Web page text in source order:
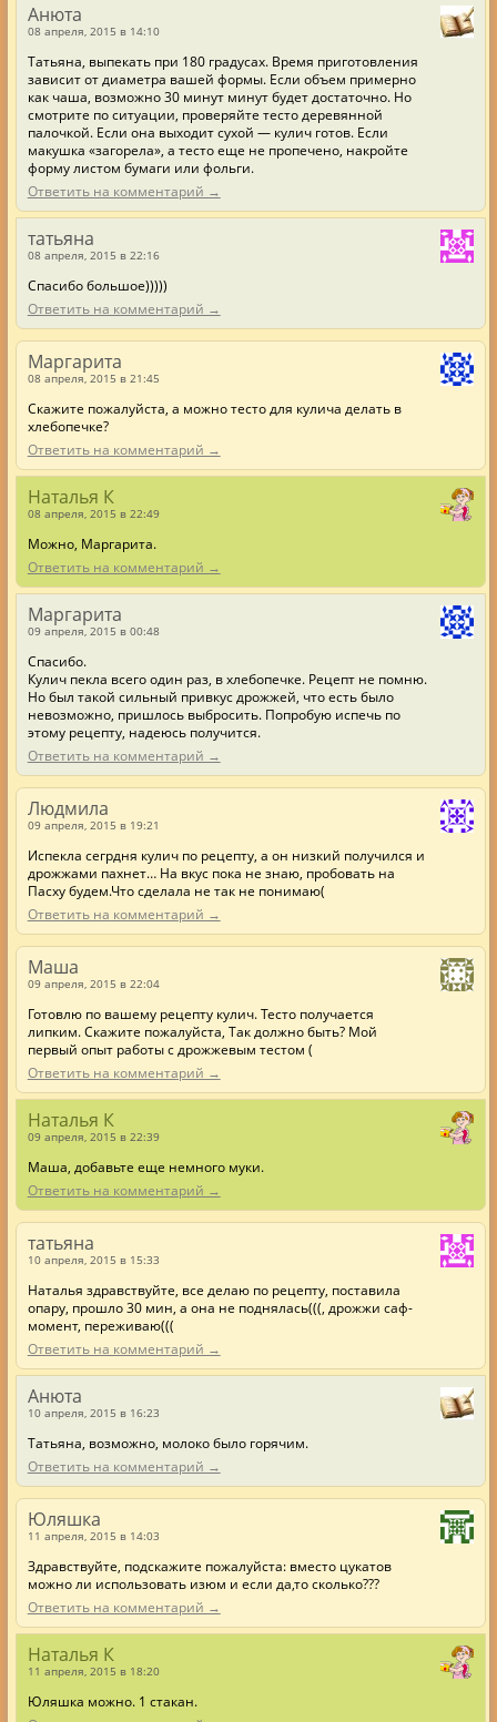
Анюта
08 апреля, 2015 в 14:10
Татьяна, выпекать при 180 градусах. Время приготовления
зависит от диаметра вашей формы. Если объем примерно
как чаша, возможно 30 минут минут будет достаточно. Но
смотрите по ситуации, проверяйте тесто деревянной
палочкой. Если она выходит сухой — кулич готов. Если
макушка «загорела», а тесто еще не пропечено, накройте
форму листом бумаги или фольги.
Ответить на комментарий →
татьяна
08 апреля, 2015 в 22:16
Спасибо большое)))))
Ответить на комментарий →
Маргарита
08 апреля, 2015 в 21:45
Скажите пожалуйста, а можно тесто для кулича делать в
хлебопечке?
Ответить на комментарий →
Наталья К
08 апреля, 2015 в 22:49
Можно, Маргарита.
Ответить на комментарий →
Маргарита
09 апреля, 2015 в 00:48
Спасибо.
Кулич пекла всего один раз, в хлебопечке. Рецепт не помню.
Но был такой сильный привкус дрожжей, что есть было
невозможно, пришлось выбросить. Попробую испечь по
этому рецепту, надеюсь получится.
Ответить на комментарий →
Людмила
09 апреля, 2015 в 19:21
Испекла сегрдня кулич по рецепту, а он низкий получился и
дрожжами пахнет… На вкус пока не знаю, пробовать на
Пасху будем.Что сделала не так не понимаю(
Ответить на комментарий →
Маша
09 апреля, 2015 в 22:04
Готовлю по вашему рецепту кулич. Тесто получается
липким. Скажите пожалуйста, Так должно быть? Мой
первый опыт работы с дрожжевым тестом (
Ответить на комментарий →
Наталья К
09 апреля, 2015 в 22:39
Маша, добавьте еще немного муки.
Ответить на комментарий →
татьяна
10 апреля, 2015 в 15:33
Наталья здравствуйте, все делаю по рецепту, поставила
опару, прошло 30 мин, а она не поднялась(((, дрожжи саф-
момент, переживаю(((
Ответить на комментарий →
Анюта
10 апреля, 2015 в 16:23
Татьяна, возможно, молоко было горячим.
Ответить на комментарий →
Юляшка
11 апреля, 2015 в 14:03
Здравствуйте, подскажите пожалуйста: вместо цукатов
можно ли использовать изюм и если да,то сколько???
Ответить на комментарий →
Наталья К
11 апреля, 2015 в 18:20
Юляшка можно. 1 стакан.